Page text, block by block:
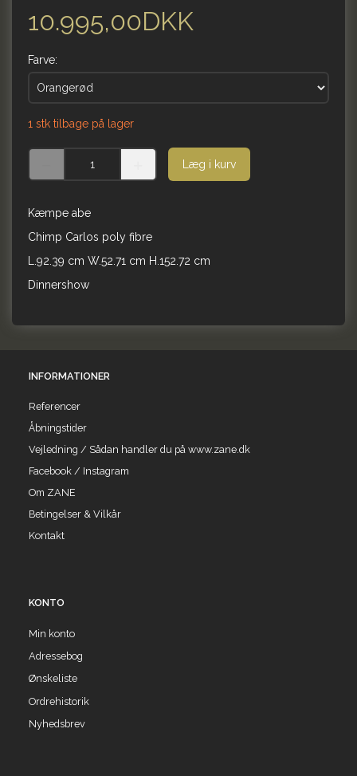
10.995,00DKK
Farve:
1 stk tilbage på lager
Læg i kurv
Kæmpe abe
Chimp Carlos poly fibre
L.92.39 cm W.52.71 cm H.152.72 cm
Dinnershow
INFORMATIONER
Referencer
Åbningstider
Vejledning / Sådan handler du på www.zane.dk
Facebook / Instagram
Om ZANE
Betingelser & Vilkår
Kontakt
KONTO
Min konto
Adressebog
Ønskeliste
Ordrehistorik
Nyhedsbrev